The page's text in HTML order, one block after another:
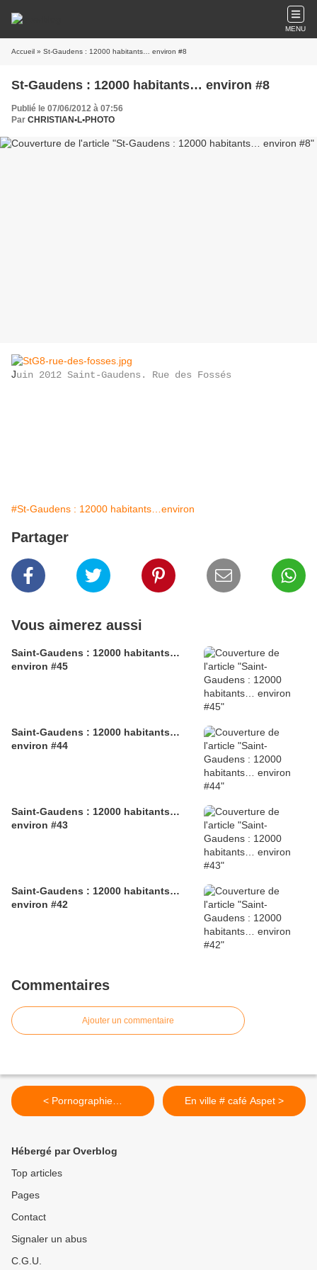
MENU
Accueil » St-Gaudens : 12000 habitants… environ #8
St-Gaudens : 12000 habitants… environ #8
Publié le 07/06/2012 à 07:56
Par CHRISTIAN•L•PHOTO
Juin 2012 Saint-Gaudens. Rue des Fossés
#St-Gaudens : 12000 habitants…environ
Partager
Vous aimerez aussi
Saint-Gaudens : 12000 habitants…
environ #45
Saint-Gaudens : 12000 habitants…
environ #44
Saint-Gaudens : 12000 habitants…
environ #43
Saint-Gaudens : 12000 habitants…
environ #42
Commentaires
Ajouter un commentaire
< Pornographie… En ville # café Aspet >
Hébergé par Overblog
Top articles
Pages
Contact
Signaler un abus
C.G.U.